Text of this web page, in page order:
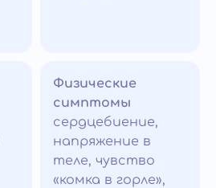
Физические
симптомы
сердцебиение,
напряжение в
теле, чувство
«комка в горле»,